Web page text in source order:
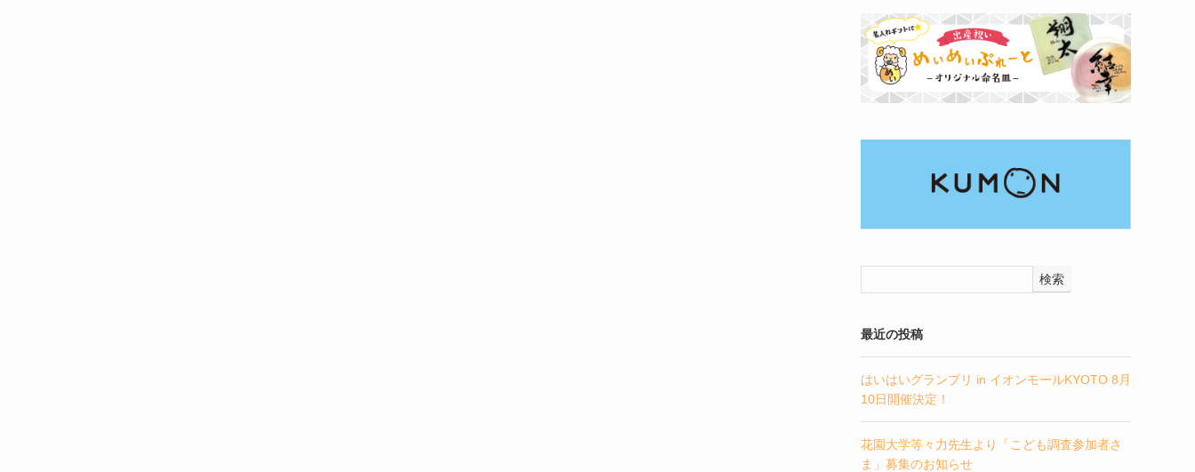
検索
最近の投稿
はいはいグランプリ in イオンモールKYOTO 8月
10日開催決定！
花園大学等々力先生より「こども調査参加者さ
ま」募集のお知らせ